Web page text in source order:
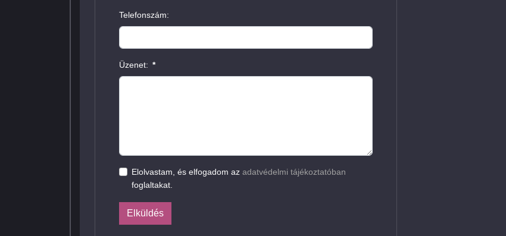
Telefonszám:
Üzenet: *
Elolvastam, és elfogadom az adatvédelmi tájékoztatóban
foglaltakat.
Elküldés